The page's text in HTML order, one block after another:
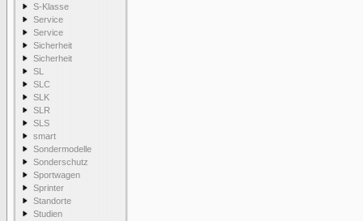
S-Klasse
Service
Service
Sicherheit
Sicherheit
SL
SLC
SLK
SLR
SLS
smart
Sondermodelle
Sonderschutz
Sportwagen
Sprinter
Standorte
Studien